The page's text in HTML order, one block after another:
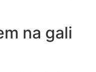
na gali